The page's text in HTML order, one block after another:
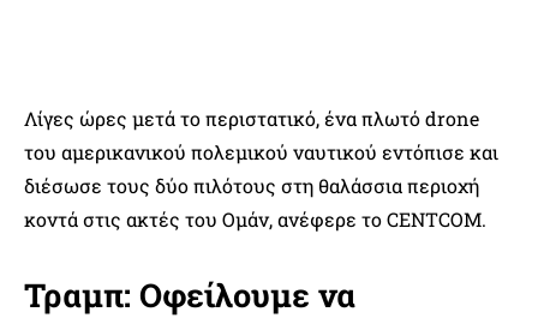
Λίγες ώρες μετά το περιστατικό, ένα πλωτό drone
του αμερικανικού πολεμικού ναυτικού εντόπισε και
διέσωσε τους δύο πιλότους στη θαλάσσια περιοχή
κοντά στις ακτές του Ομάν, ανέφερε το CENTCOM.
Τραμπ: Οφείλουμε να